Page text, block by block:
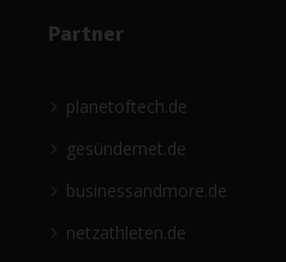
Partner
planetoftech.de
gesündernet.de
businessandmore.de
netzathleten.de